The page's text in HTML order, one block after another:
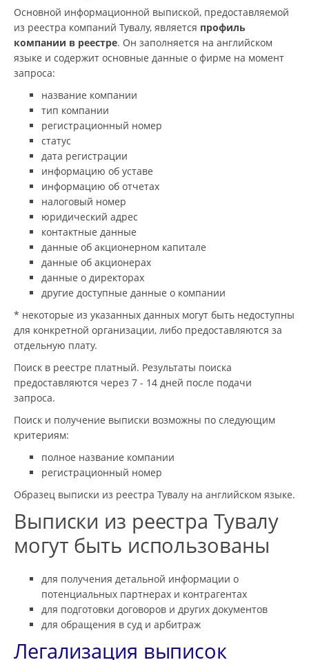
Основной информационной выпиской, предоставляемой
из реестра компаний Тувалу, является профиль
компании в реестре. Он заполняется на английском
языке и содержит основные данные о фирме на момент
запроса:
название компании
тип компании
регистрационный номер
статус
дата регистрации
информацию об уставе
информацию об отчетах
налоговый номер
юридический адрес
контактные данные
данные об акционерном капитале
данные об акционерах
данные о директорах
другие доступные данные о компании
* некоторые из указанных данных могут быть недоступны
для конкретной организации, либо предоставляются за
отдельную плату.
Поиск в реестре платный. Результаты поиска
предоставляются через 7 - 14 дней после подачи
запроса.
Поиск и получение выписки возможны по следующим
критериям:
полное название компании
регистрационный номер
Образец выписки из реестра Тувалу на английском языке.
Выписки из реестра Тувалу
могут быть использованы
для получения детальной информации о
потенциальных партнерах и контрагентах
для подготовки договоров и других документов
для обращения в суд и арбитраж
Легализация выписок